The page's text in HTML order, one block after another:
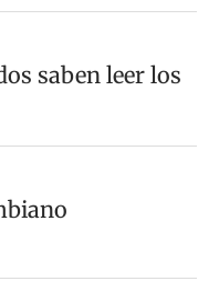
saben leer los